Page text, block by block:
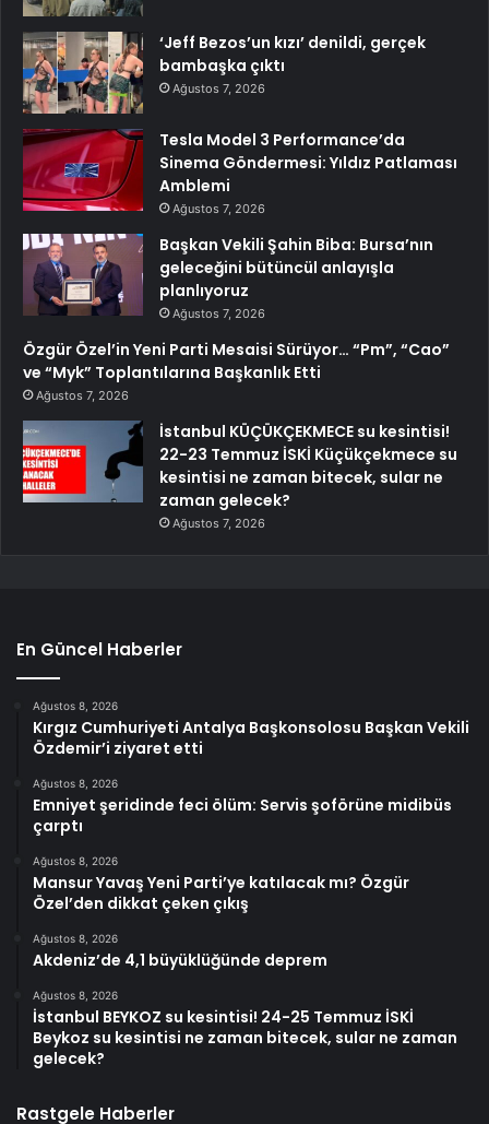
‘Jeff Bezos’un kızı’ denildi, gerçek
bambaşka çıktı
Ağustos 7, 2026
Tesla Model 3 Performance’da
Sinema Göndermesi: Yıldız Patlaması
Amblemi
Ağustos 7, 2026
Başkan Vekili Şahin Biba: Bursa’nın
geleceğini bütüncül anlayışla
planlıyoruz
Ağustos 7, 2026
Özgür Özel’in Yeni Parti Mesaisi Sürüyor… “Pm”, “Cao”
ve “Myk” Toplantılarına Başkanlık Etti
Ağustos 7, 2026
İstanbul KÜÇÜKÇEKMECE su kesintisi!
22-23 Temmuz İSKİ Küçükçekmece su
kesintisi ne zaman bitecek, sular ne
zaman gelecek?
Ağustos 7, 2026
En Güncel Haberler
Ağustos 8, 2026
Kırgız Cumhuriyeti Antalya Başkonsolosu Başkan Vekili
Özdemir’i ziyaret etti
Ağustos 8, 2026
Emniyet şeridinde feci ölüm: Servis şoförüne midibüs
çarptı
Ağustos 8, 2026
Mansur Yavaş Yeni Parti’ye katılacak mı? Özgür
Özel’den dikkat çeken çıkış
Ağustos 8, 2026
Akdeniz’de 4,1 büyüklüğünde deprem
Ağustos 8, 2026
İstanbul BEYKOZ su kesintisi! 24-25 Temmuz İSKİ
Beykoz su kesintisi ne zaman bitecek, sular ne zaman
gelecek?
Rastgele Haberler